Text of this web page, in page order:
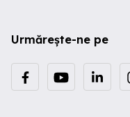
Urmărește-ne pe